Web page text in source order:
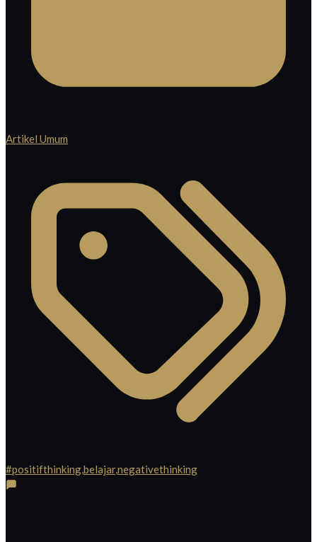
Artikel Umum
#positifthinking,belajar,negativethinking